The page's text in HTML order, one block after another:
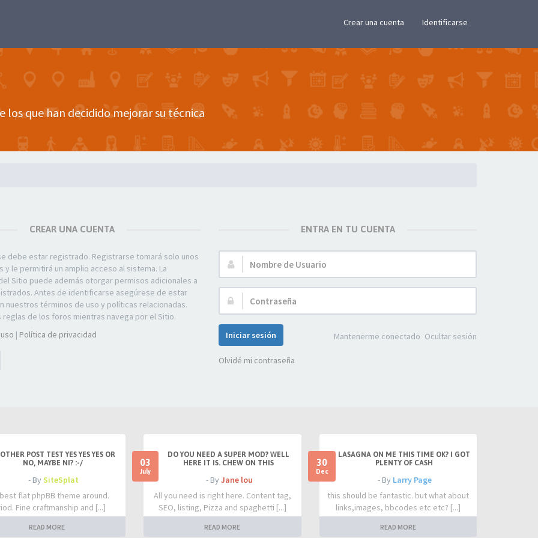
Crear una cuenta Identificarse
los que han decidido mejorar su técnica
CREAR UNA CUENTA
debe estar registrado. Registrarse tomará solo unos
y le permitirá un amplio acceso al sistema. La
Sitio puede además otorgar permisos adicionales a
Antes de identificarse asegúrese de estar
nuestros términos de uso y políticas relacionadas.
reglas de los foros mientras navega por el Sitio.
| Política de privacidad
ENTRA EN TU CUENTA
Nombre
de
Usuario:
Contraseña:
Mantenerme conectado Ocultar sesión
Iniciar sesión
Olvidé mi contraseña
POST TEST YES YES YES OR
NO, MAYBE NI? :-/
- BySiteSplat
flat phpBB theme around.
Fine craftmanship and [...]
READ MORE
03
July
DO YOU NEED A SUPER MOD? WELL
HERE IT IS. CHEW ON THIS
- By Jane lou
All you need is right here. Content tag,
SEO, listing, Pizza and spaghetti [...]
READ MORE
30
Dec
LASAGNA ON ME THIS TIME OK? I GOT
PLENTY OF CASH
- By Larry Page
this should be fantastic. but what about
links,images, bbcodes etc etc? [...]
READ MORE